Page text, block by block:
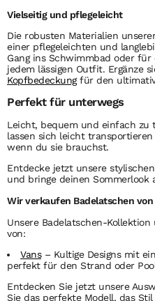
Vielseitig und pflegeleicht
Die robusten Materialien
einer pflegeleichten und
Gang ins Schwimmbad oder
jedem lässigen Outfit. Ergänze
Kopfbedeckungfür den
Perfekt für unterwegs
Leicht, bequem und einfach zu
lassen sich leicht
wenn du sie brauchst.
Entdecke jetzt unsere
und bringe deinen Sommerlook
Wir verkaufen Badelatschen
Unsere Badelatschen-
von:
Vans– Kultige Designs mit
perfekt für den Strand oder
Entdecken Sie jetzt unsere
Sie das perfekte Modell, das